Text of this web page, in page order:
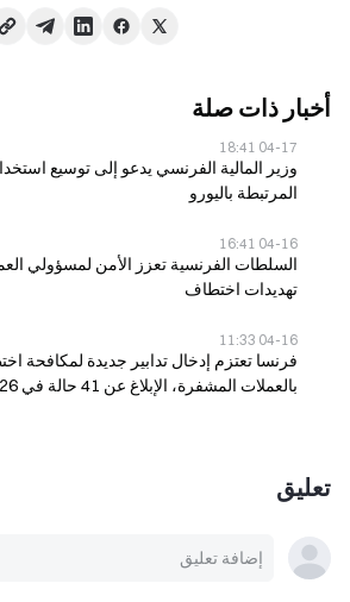
أخبار ذات صلة
04-17 18:41
وزير المالية الفرنسي يدعو إلى توسيع
المرتبطة باليورو
04-16 16:41
السلطات الفرنسية تعزز الأمن لمسؤولي
تهديدات اختطاف
04-16 11:33
فرنسا تعتزم إدخال تدابير جديدة لمكافحة
بالعملات المشفرة، الإبلاغ عن 41 حالة في 2026
تعليق